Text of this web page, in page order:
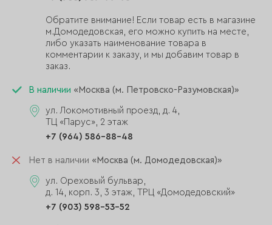
Обратите внимание! Если товар есть в магазине
м.Домодедовская, его можно купить на месте,
либо указать наименование товара в
комментарии к заказу, и мы добавим товар в
заказ.
В наличии «Москва (м. Петровско-Разумовская)»
ул. Локомотивный проезд, д. 4,
ТЦ «Парус», 2 этаж
+7 (964) 586-88-48
Нет в наличии «Москва (м. Домодедовская)»
ул. Ореховый бульвар,
д. 14, корп. 3, 3 этаж, ТРЦ «Домодедовский»
+7 (903) 598-53-52